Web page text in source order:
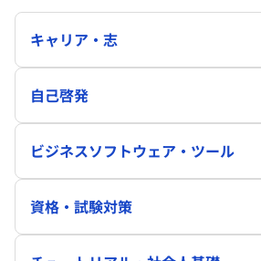
キャリア・志
自己啓発
ビジネスソフトウェア・ツール
資格・試験対策